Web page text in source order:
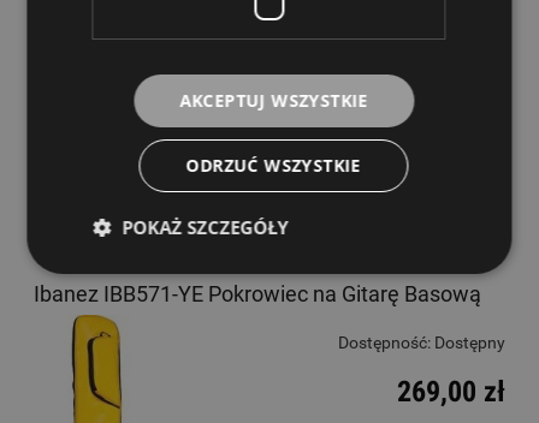
Futerał na Gitarę Basową - Ever Play PB1
Dostępność:
239,00 zł
Ibanez IBB571-YE Pokrowiec na Gitarę Basową
Dostępność: Dostępny
269,00 zł
AKCEPTUJ WSZYSTKIE
ODRZUĆ WSZYSTKIE
POKAŻ SZCZEGÓŁY